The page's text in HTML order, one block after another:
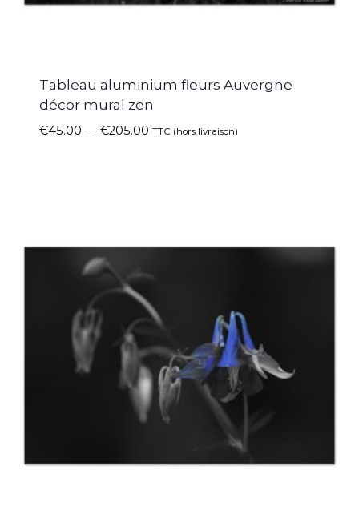
Tableau aluminium fleurs Auvergne
décor mural zen
€45.00 – €205.00 TTC (hors livraison)